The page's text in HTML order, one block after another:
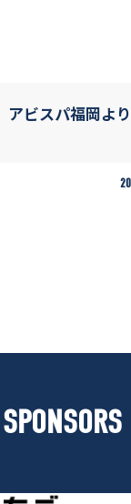
ビスパ福岡よ
SPONSORS